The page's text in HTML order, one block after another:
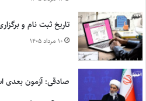
تاریخ ثبت نام و برگزاری
۱۰ مرداد ۱۴۰۵
صادقی: آزمون بعدی